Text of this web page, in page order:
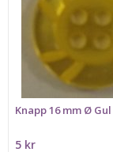
Knapp 16 mm Ø Gul
5 kr